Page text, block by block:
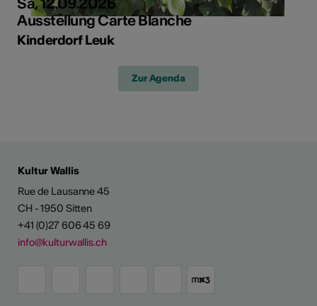
Ausstellung Carte Blanche
Kinderdorf Leuk
Zur Agenda
Kultur Wallis
Rue de Lausanne 45
CH - 1950 Sitten
+41 (0)27 606 45 69
info@kulturwallis.ch